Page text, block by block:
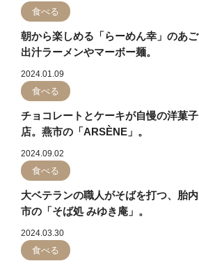
食べる
朝から楽しめる「らーめん幸」のあご
出汁ラーメンやマーボー麺。
2024.01.09
食べる
チョコレートとケーキが自慢の洋菓子
店。燕市の「ARSÈNE」。
2024.09.02
食べる
大ベテランの職人がそばを打つ、胎内
市の「そば処 みゆき庵」。
2024.03.30
食べる